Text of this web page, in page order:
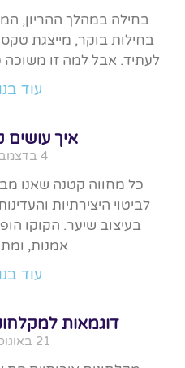
בחילה במהלך ההריון,
בחילות בוקר, מייצגת
לעתיד. אבל למה זו משוכה
עוד
איך עושים
4 בדצמבר 2024
כל מחווה קטנה שאנו
לביטוי היצירתיות
בעיצוב שיער. הקוקו
אמנות,
עוד
דוגמאות
21 באוגוסט 2024